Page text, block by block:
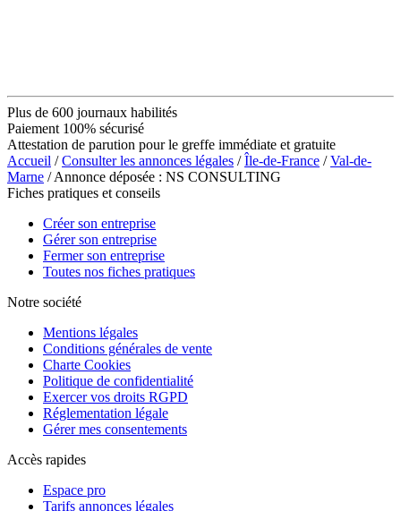
Plus de 600 journaux habilités
Paiement 100% sécurisé
Attestation de parution pour le greffe immédiate et gratuite
Accueil /Consulter les annonces légales /Île-de-France /Val-de-
Marne / Annonce déposée : NS CONSULTING
Fiches pratiques et conseils
Créer son entreprise
Gérer son entreprise
Fermer son entreprise
Toutes nos fiches pratiques
Notre société
Mentions légales
Conditions générales de vente
Charte Cookies
Politique de confidentialité
Exercer vos droits RGPD
Réglementation légale
Gérer mes consentements
Accès rapides
Espace pro
Tarifs annonces légales